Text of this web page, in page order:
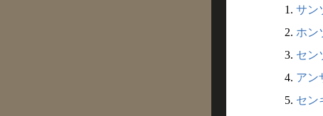
1. サン
2. ホン
3. セン
4. アン
5. セン